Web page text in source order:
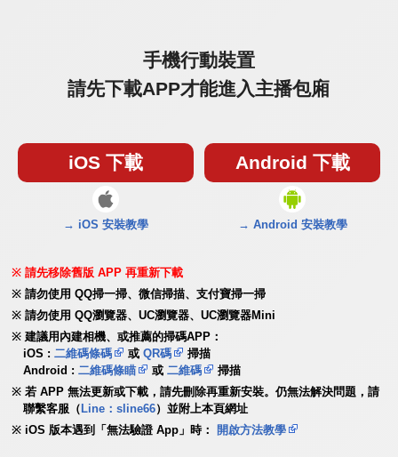
手機行動裝置
請先下載APP才能進入主播包廂
iOS 下載
→ iOS 安裝教學
Android 下載
→ Android 安裝教學
請先移除舊版 APP 再重新下載
請勿使用 QQ掃一掃、微信掃描、支付寶掃一掃
請勿使用 QQ瀏覽器、UC瀏覽器、UC瀏覽器Mini
建議用內建相機、或推薦的掃碼APP：
iOS :二維碼條碼 或QR碼
掃描
Android :二維碼條瞄 或二維碼
掃描
若 APP 無法更新或下載，請先刪除再重新安裝。仍無法解決問題，請
聯繫客服（ Line：sline66）並附上本頁網址
iOS 版本遇到「無法驗證 App」時：
開啟方法教學